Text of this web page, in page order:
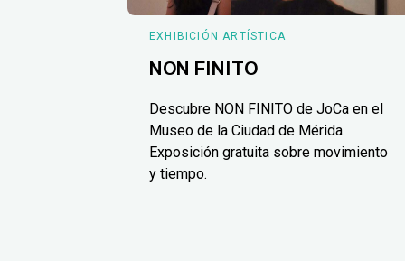
EXHIBICIÓN ARTÍSTICA
NON FINITO
Descubre NON FINITO de JoCa en el
Museo de la Ciudad de Mérida.
Exposición gratuita sobre movimiento
y tiempo.